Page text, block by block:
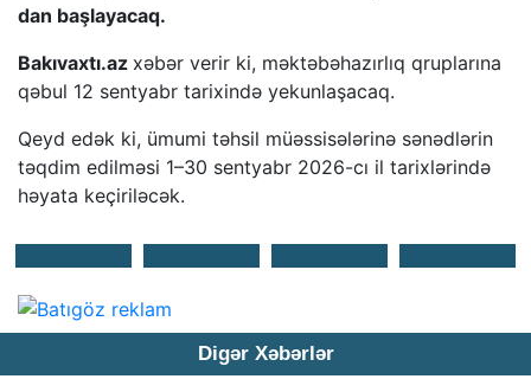
dan başlayacaq.
Bakıvaxtı.az xəbər verir ki, məktəbəhazırlıq qruplarına
qəbul 12 sentyabr tarixində yekunlaşacaq.
Qeyd edək ki, ümumi təhsil müəssisələrinə sənədlərin
təqdim edilməsi 1–30 sentyabr 2026-cı il tarixlərində
həyata keçiriləcək.
Digər Xəbərlər